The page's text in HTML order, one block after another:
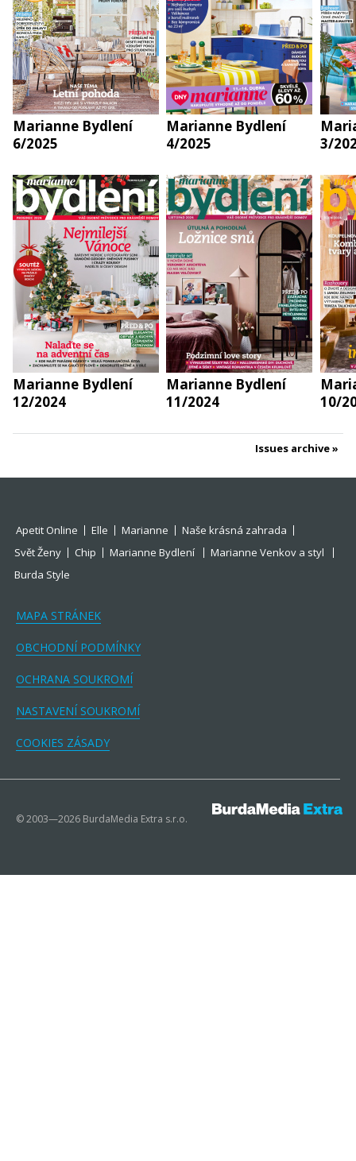
Marianne Bydlení
6/2025
Marianne Bydlení
4/2025
3/
Marianne Bydlení
12/2024
Marianne Bydlení
11/2024
10/
Issues archive
Apetit Online Elle Marianne
Naše krásná zahrada
Svět Ženy
Chip Marianne Bydlení
Marianne Venkov a styl
Burda Style
MAPA STRÁNEK
OBCHODNÍ PODMÍNKY
OCHRANA SOUKROMÍ
NASTAVENÍ SOUKROMÍ
COOKIES ZÁSADY
© 2003—2026 BurdaMedia Extra s.r.o.